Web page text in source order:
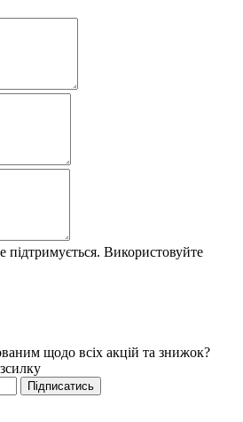
підтримується. Використовуйте
щодо всіх акцій та знижок?
Підписатись